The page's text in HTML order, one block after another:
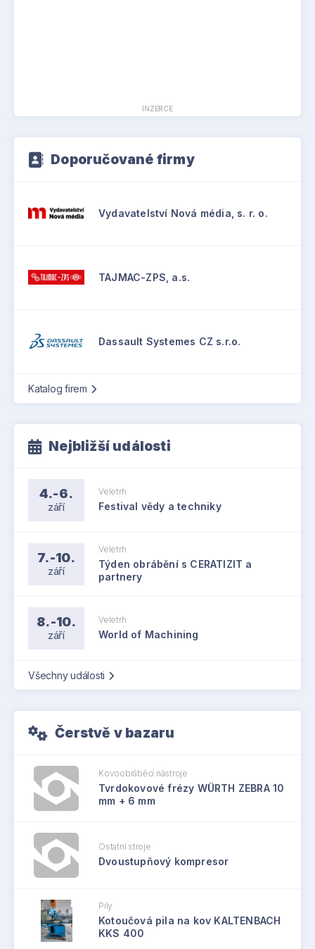
INZERCE
Doporučované firmy
Vydavatelství Nová média, s. r. o.
TAJMAC-ZPS, a.s.
Dassault Systemes CZ s.r.o.
Katalog firem
Nejbližší události
4.-6.
září
Veletrh
Festival vědy a techniky
7.-10.
září
Veletrh
Týden obrábění s CERATIZIT a
partnery
8.-10.
září
Veletrh
World of Machining
Všechny události
Čerstvě v bazaru
Kovoobráběcí nástroje
Tvrdokovové frézy WÜRTH ZEBRA 10
mm + 6 mm
Ostatní stroje
Dvoustupňový kompresor
Pily
Kotoučová pila na kov KALTENBACH
KKS 400